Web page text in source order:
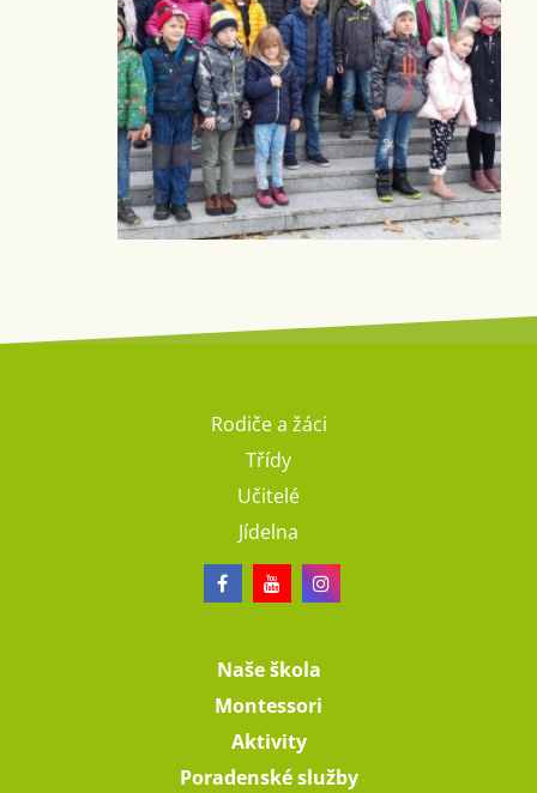
Rodiče a žáci
Třídy
Učitelé
Jídelna
Naše škola
Montessori
Aktivity
Poradenské služby